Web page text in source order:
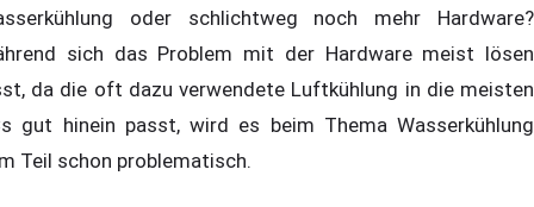
oder schlichtweg noch mehr Hardware?
sich das Problem mit der Hardware meist lösen
da die oft dazu verwendete Luftkühlung in die meisten
gut hinein passt, wird es beim Thema Wasserkühlung
Teil schon problematisch.